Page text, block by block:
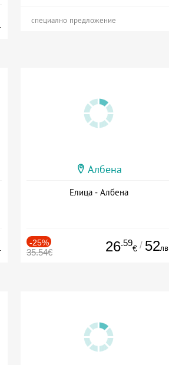
специално предложение
Албена
Елица - Албена
-25%
35.54€ 26.59
€ / 52лв.